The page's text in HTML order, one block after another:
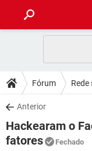
CELULAR
OUTLOOK
INSTAGRAM
GUIA DE COMPRAS
DICAS
JOGOS
OUTLOOK
DOWNLOADS
JOGOS
CELULAR
FÓRUM
Fórum Rede
Anterior
Hackearam o
fatores
Fechado